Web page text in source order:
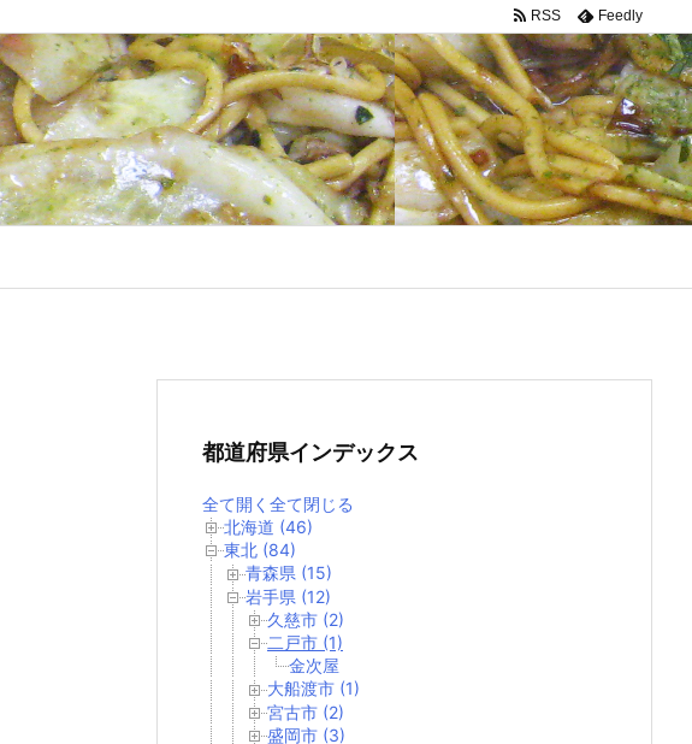
RSS Feedly
都道府県インデックス
全て開く 全て閉じる
北海道 (46)
東北 (84)
青森県 (15)
岩手県 (12)
久慈市 (2)
二戸市 (1)
金次屋
大船渡市 (1)
宮古市 (2)
盛岡市 (3)